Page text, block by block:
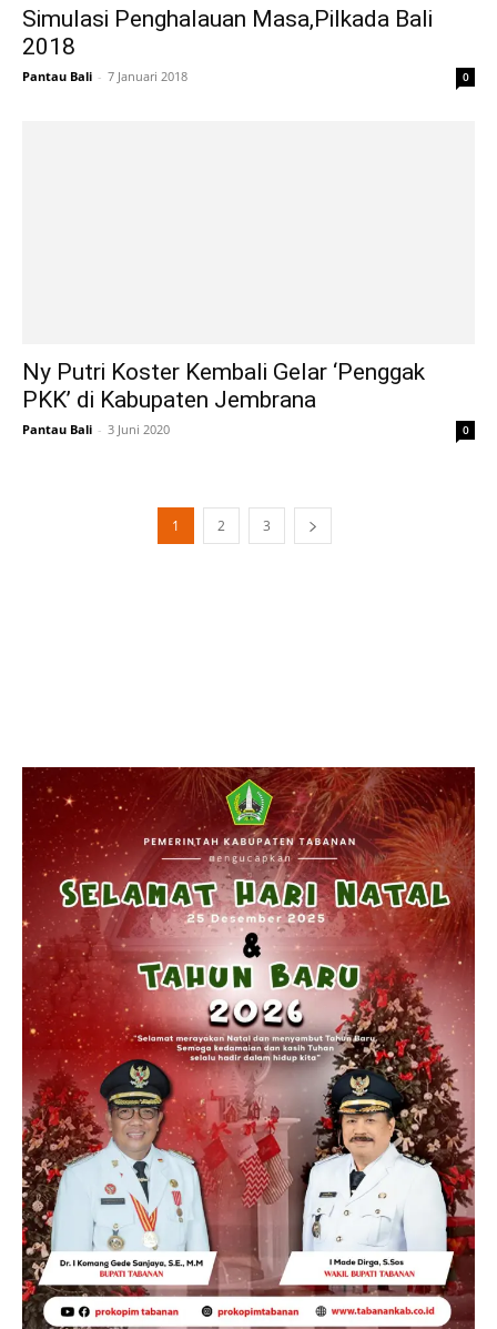
Simulasi Penghalauan Masa,Pilkada Bali
2018
Pantau Bali - 7 Januari 2018 0
Ny Putri Koster Kembali Gelar ‘Penggak
PKK’ di Kabupaten Jembrana
Pantau Bali - 3 Juni 2020 0
1 2 3